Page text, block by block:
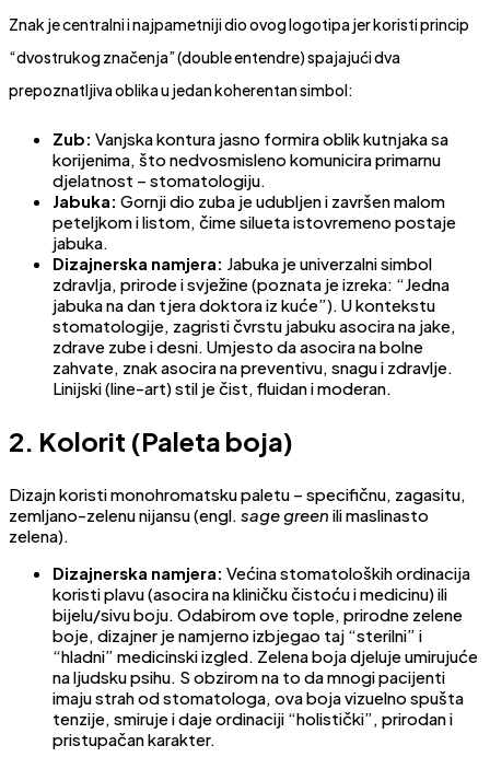
Znak je centralni i najpametniji dio ovog logotipa jer koristi princip
“dvostrukog značenja” (double entendre) spajajući dva
prepoznatljiva oblika u jedan koherentan simbol:
Zub: Vanjska kontura jasno formira oblik kutnjaka sa
korijenima, što nedvosmisleno komunicira primarnu
djelatnost – stomatologiju.
Jabuka: Gornji dio zuba je udubljen i završen malom
peteljkom i listom, čime silueta istovremeno postaje
jabuka.
Dizajnerska namjera: Jabuka je univerzalni simbol
zdravlja, prirode i svježine (poznata je izreka: “Jedna
jabuka na dan tjera doktora iz kuće”). U kontekstu
stomatologije, zagristi čvrstu jabuku asocira na jake,
zdrave zube i desni. Umjesto da asocira na bolne
zahvate, znak asocira na preventivu, snagu i zdravlje.
Linijski (line-art) stil je čist, fluidan i moderan.
2. Kolorit (Paleta boja)
Dizajn koristi monohromatsku paletu – specifičnu, zagasitu,
zemljano-zelenu nijansu (engl. sage green ili maslinasto
zelena).
Dizajnerska namjera: Većina stomatoloških ordinacija
koristi plavu (asocira na kliničku čistoću i medicinu) ili
bijelu/sivu boju. Odabirom ove tople, prirodne zelene
boje, dizajner je namjerno izbjegao taj “sterilni” i
“hladni” medicinski izgled. Zelena boja djeluje umirujuće
na ljudsku psihu. S obzirom na to da mnogi pacijenti
imaju strah od stomatologa, ova boja vizuelno spušta
tenzije, smiruje i daje ordinaciji “holistički”, prirodan i
pristupačan karakter.